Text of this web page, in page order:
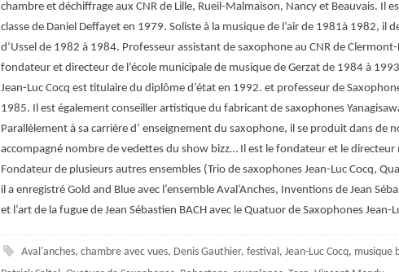
chambre et déchiffrage aux CNR de Lille, Rueil-Malmaison, Nancy et Beauvais. Il
classe de Daniel Deffayet en 1979. Soliste à la musique de l’air de 1981à 1982, il
d’Ussel de 1982 à 1984. Professeur assistant de saxophone au CNR de
fondateur et directeur de l’école municipale de musique de Gerzat de 1984 à
Jean-Luc Cocq est titulaire du diplôme d’état en 1992. et professeur de
1985. Il est également conseiller artistique du fabricant de saxophones
Parallèlement à sa carrière d’ enseignement du saxophone, il se produit dans de
accompagné nombre de vedettes du show bizz… Il est le fondateur et le directeur
Fondateur de plusieurs autres ensembles (Trio de saxophones Jean-Luc Cocq,
il a enregistré Gold and Blue avec l’ensemble Aval’Anches, Inventions de Jean
et l’art de la fugue de Jean Sébastien BACH avec le Quatuor de Saxophones Jean-
Aval'anches,chambre avec vues, Denis Gauthier,festival ,Jean-Luc Cocq, musique